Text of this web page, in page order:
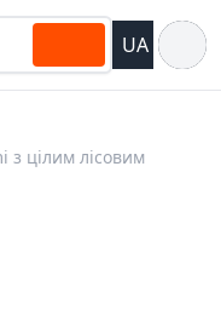
UA
цілим лісовим